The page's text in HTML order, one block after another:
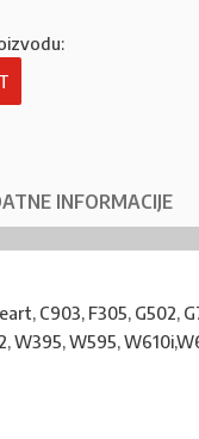
INFORMACIJE
C903, F305, G502,
W595,